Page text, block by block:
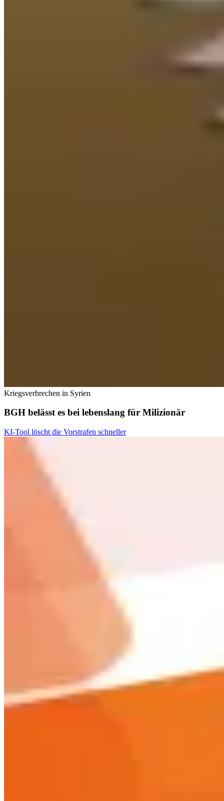
Kriegsverbrechen in Syrien
BGH belässt es bei lebenslang für Milizionär
KI-Tool löscht die Vorstrafen schneller